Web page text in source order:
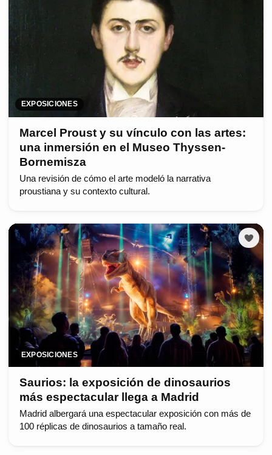
EXPOSICIONES
Marcel Proust y su vínculo con las artes:
una inmersión en el Museo Thyssen-
Bornemisza
Una revisión de cómo el arte modeló la narrativa
proustiana y su contexto cultural.
EXPOSICIONES
Saurios: la exposición de dinosaurios
más espectacular llega a Madrid
Madrid albergará una espectacular exposición con más de
100 réplicas de dinosaurios a tamaño real.